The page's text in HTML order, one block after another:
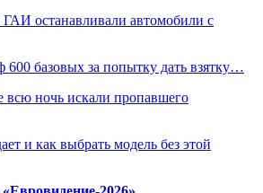
останавливали автомобили с
базовых за попытку дать взятку…
всю ночь искали пропавшего
и как выбрать модель без этой